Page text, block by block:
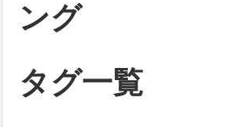
ング
タグ一覧